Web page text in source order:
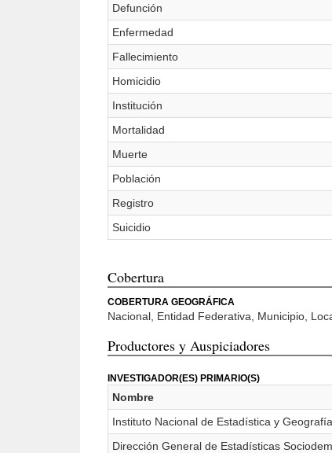
Defunción
Enfermedad
Fallecimiento
Homicidio
Institución
Mortalidad
Muerte
Población
Registro
Suicidio
Cobertura
COBERTURA GEOGRÁFICA
Nacional, Entidad Federativa, Municipio,
Productores y Auspiciadores
INVESTIGADOR(ES) PRIMARIO(S)
Nombre
Instituto Nacional de Estadística y Geografía
Dirección General de Estadísticas